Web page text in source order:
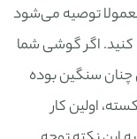
توصیه می‌شود
اگر گوشی شما
چنان سنگین بوده
اولین کار